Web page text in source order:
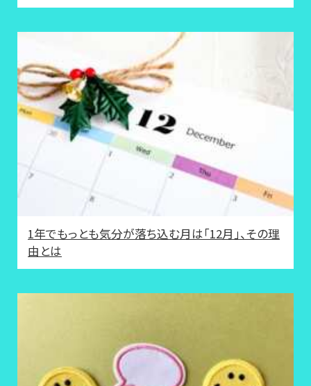
1年でもっとも気分が落ち込む月は「12月」、その理
由とは